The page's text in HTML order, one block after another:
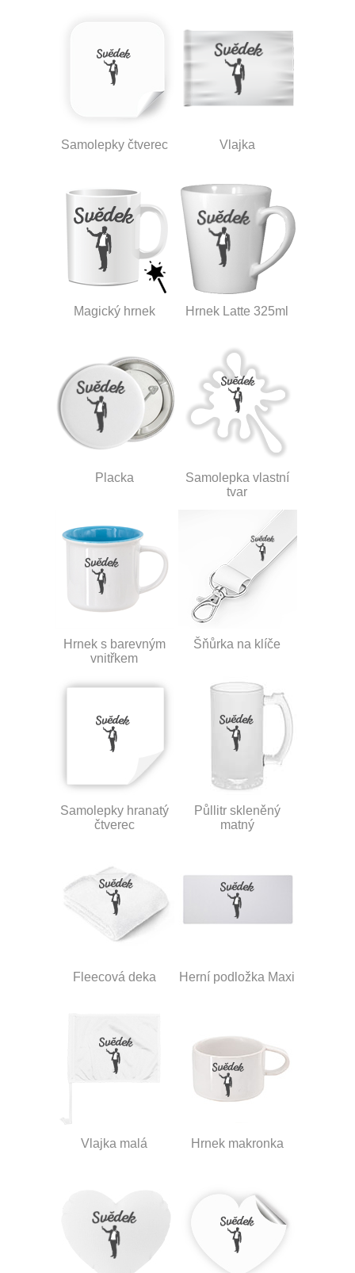
Samolepky čtverec Vlajka
Magický hrnek Hrnek Latte 325ml
Placka
Samolepka vlastní
tvar
Hrnek s barevným
vnitřkem
Šňůrka na klíče
Samolepky hranatý
čtverec
Půllitr skleněný
matný
Fleecová deka Herní podložka Maxi
Vlajka malá Hrnek makronka